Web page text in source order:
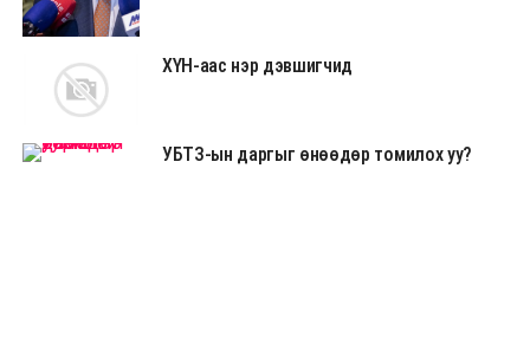
ХҮН-аас нэр дэвшигчид
УБТЗ-ын даргыг өнөөдөр томилох уу?